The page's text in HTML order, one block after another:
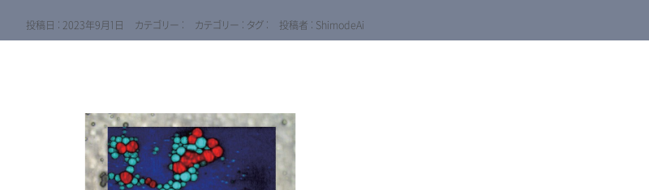
RAMAN顕微鏡オンライン見積もり
投稿日 : 2023年9月1日 カテゴリー : カテゴリー : タグ : 投稿者 : ShimodeAi